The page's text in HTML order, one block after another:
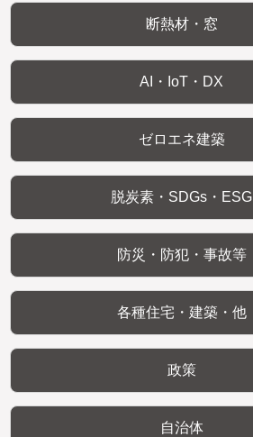
断熱材・窓
AI・IoT・DX
ゼロエネ建築
脱炭素・SDGs・ESG
防災・防犯・事故等
各種住宅・建築・他
政策
自治体